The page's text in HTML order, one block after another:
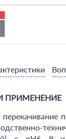
ПРИМЕНЕНИЕ